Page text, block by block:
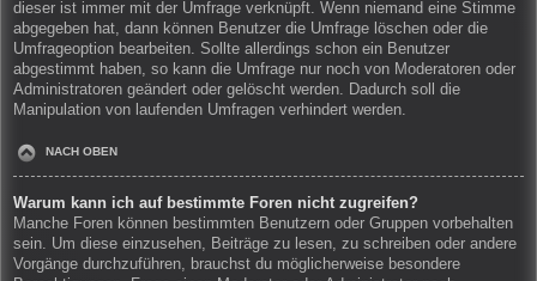
dieser ist immer mit der Umfrage verknüpft. Wenn niemand eine Stimme
abgegeben hat, dann können Benutzer die Umfrage löschen oder die
Umfrageoption bearbeiten. Sollte allerdings schon ein Benutzer
abgestimmt haben, so kann die Umfrage nur noch von Moderatoren oder
Administratoren geändert oder gelöscht werden. Dadurch soll die
Manipulation von laufenden Umfragen verhindert werden.
NACH OBEN
Warum kann ich auf bestimmte Foren nicht zugreifen?
Manche Foren können bestimmten Benutzern oder Gruppen vorbehalten
sein. Um diese einzusehen, Beiträge zu lesen, zu schreiben oder andere
Vorgänge durchzuführen, brauchst du möglicherweise besondere